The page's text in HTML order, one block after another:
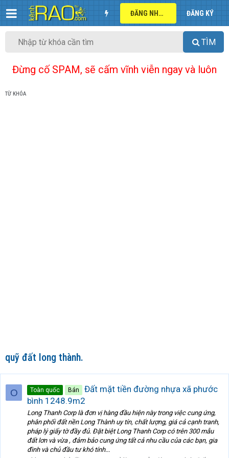
ĐĂNG NHẬP ĐĂNG KÝ
TÌM
Đừng cố SPAM, sẽ cấm vĩnh viễn ngay và luôn
TỪ KHÓA
quỹ đất long thành.
O Toàn quốc Bán
Đất mặt tiền đường nhựa xã phước
bình 1248.9m2
Long Thanh Corp là đơn vị hàng đầu hiện này trong việc cung ứng,
phân phối đất nền Long Thành uy tín, chất lượng, giá cả cạnh tranh,
pháp lý giấy tờ đầy đủ. Đặt biệt Long Thanh Corp có trên 300 mẫu
đất lơn và vừa , đảm bảo cung ứng tất cả nhu cầu của các bạn, gia
đình và chủ đầu tư khó tính...